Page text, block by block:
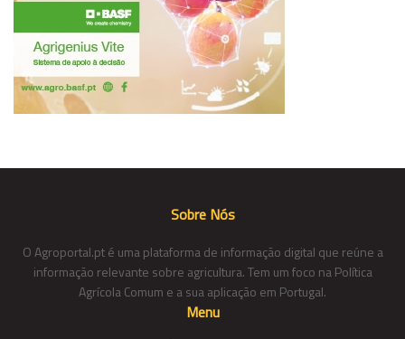
Sobre Nós
O Agroportal.pt é uma plataforma de informação digital que reúne a
informação relevante sobre agricultura. Tem um foco na Política
Agrícola Comum e a sua aplicação em Portugal.
Menu